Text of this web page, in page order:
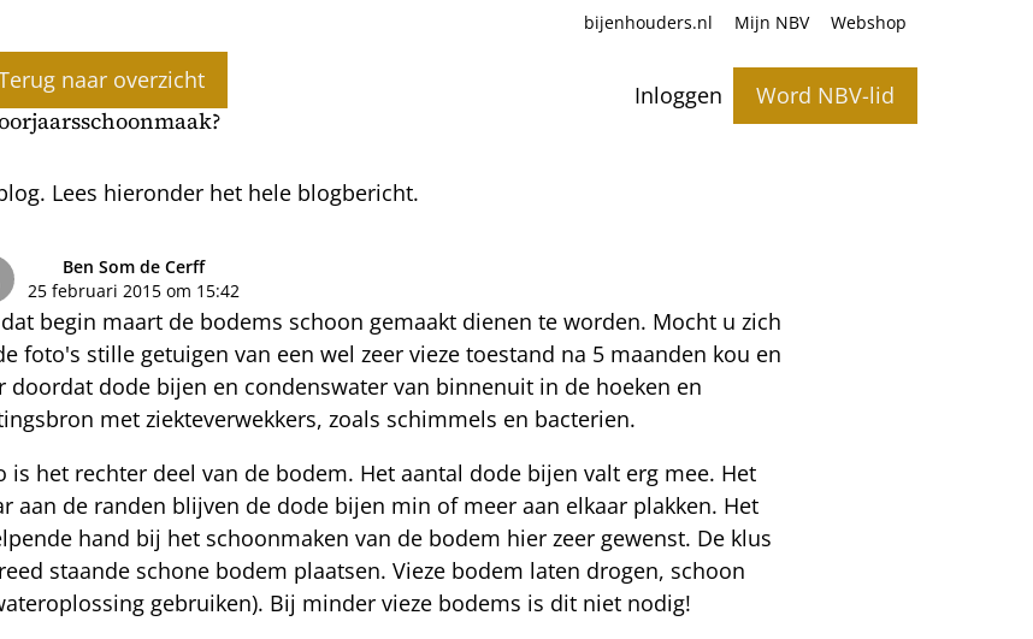
Inloggen Word NBV-lid
bijenhouders.nl Mijn NBV Webshop
naar overzicht
Lees hieronder het hele blogbericht.
Ben Som de Cerff
25 februari 2015 om 15:42
begin maart de bodems schoon gemaakt dienen te worden. Mocht u zich
foto's stille getuigen van een wel zeer vieze toestand na 5 maanden kou en
dode bijen en condenswater van binnenuit in de hoeken en
met ziekteverwekkers, zoals schimmels en bacterien.
het rechter deel van de bodem. Het aantal dode bijen valt erg mee. Het
de randen blijven de dode bijen min of meer aan elkaar plakken. Het
hand bij het schoonmaken van de bodem hier zeer gewenst. De klus
staande schone bodem plaatsen. Vieze bodem laten drogen, schoon
gebruiken). Bij minder vieze bodems is dit niet nodig!